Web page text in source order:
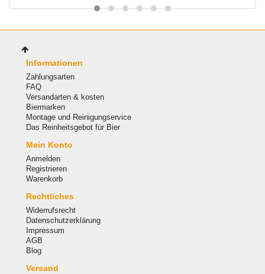
Informationen
Zahlungsarten
FAQ
Versandarten & kosten
Biermarken
Montage und Reinigungservice
Das Reinheitsgebot für Bier
Mein Konto
Anmelden
Registrieren
Warenkorb
Rechtliches
Widerrufsrecht
Datenschutzerklärung
Impressum
AGB
Blog
Versand